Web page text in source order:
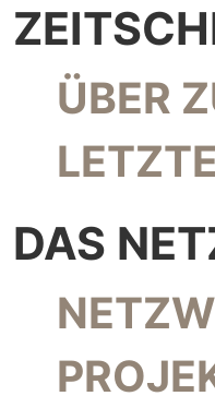
NAVIGATION
ÜBER
DAS